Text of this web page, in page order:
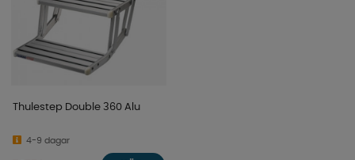
Thulestep Double 360 Alu
4-9 dagar